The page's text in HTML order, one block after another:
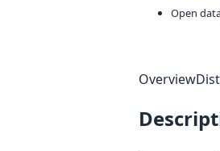
Open
Overview